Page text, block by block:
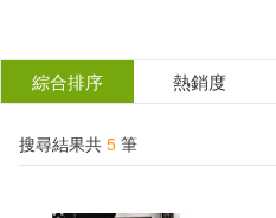
結
分類 (單選)
所有商品(5) 圖書(4)
綜合排序 熱銷度
搜尋結果共 5 筆